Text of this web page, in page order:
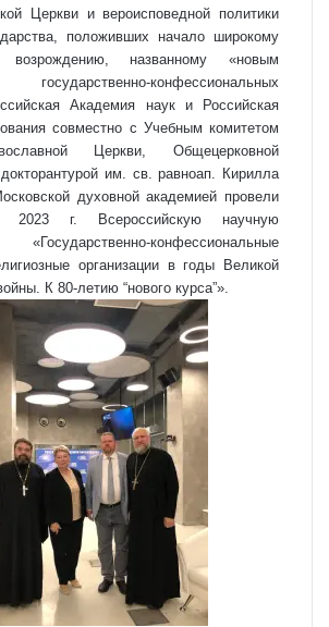
Церкви и вероисповедной политики
положивших начало широкому
возрождению, названному «новым
конфессиональных
Академия наук и Российская
совместно с Учебным комитетом
Церкви, Общецерковной
им. св. равноап. Кирилла
духовной академией провели
2023 г. Всероссийскую научную
конфессиональные
организации в годы Великой
К 80-летию “нового курса”».